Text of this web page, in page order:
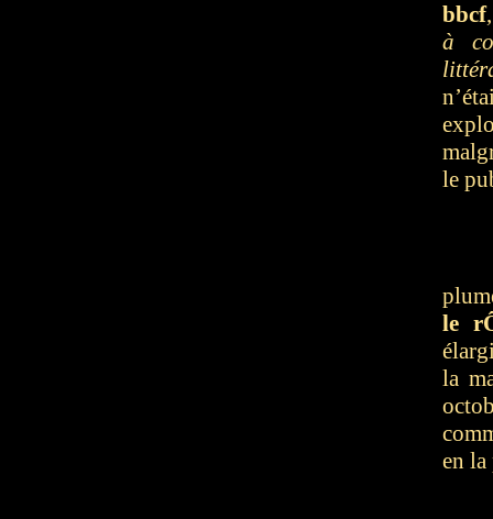
bbcf
à
le
le
la
en